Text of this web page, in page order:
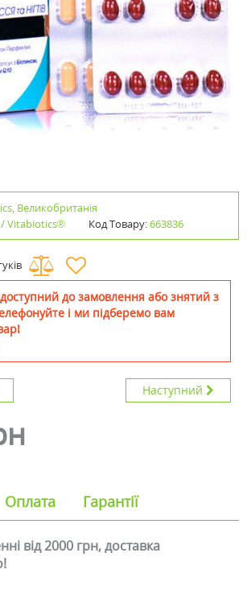
Великобританія
/ Vitabiotics® Код Товару:663836
до замовлення або знятий з
і ми підберемо вам
Наступний
Оплата Гарантії
від 2000 грн, доставка